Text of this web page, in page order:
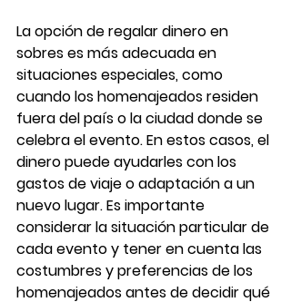
La opción de regalar dinero en
sobres es más adecuada en
situaciones especiales, como
cuando los homenajeados residen
fuera del país o la ciudad donde se
celebra el evento. En estos casos, el
dinero puede ayudarles con los
gastos de viaje o adaptación a un
nuevo lugar. Es importante
considerar la situación particular de
cada evento y tener en cuenta las
costumbres y preferencias de los
homenajeados antes de decidir qué